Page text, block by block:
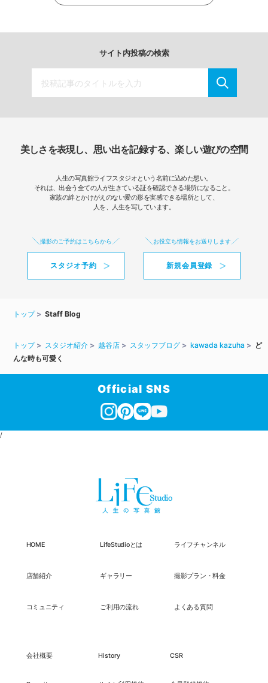
サイト内投稿の検索
美しさを表現し、思い出を記録する、楽しい遊びの空間
人生の写真館ライフスタジオという名前に込めた想い。
それは、出会う全ての人が生きている証を確認できる場所になること。
家族の絆とかけがえのない愛の形を実感できる場所として、
人を、人生を写しています。
撮影のご予約はこちらから
スタジオ予約
お役立ち情報をお送りします
新規会員登録
トップ Staff Blog
トップ スタジオ紹介 越谷店 スタッフブログ kawada kazuha
ど
んな時も可愛く
Official SNS
/
HOME LifeStudioとは ライフチャンネル
店舗紹介 ギャラリー 撮影プラン・料金
コミュニティ ご利用の流れ よくある質問
会社概要 History CSR